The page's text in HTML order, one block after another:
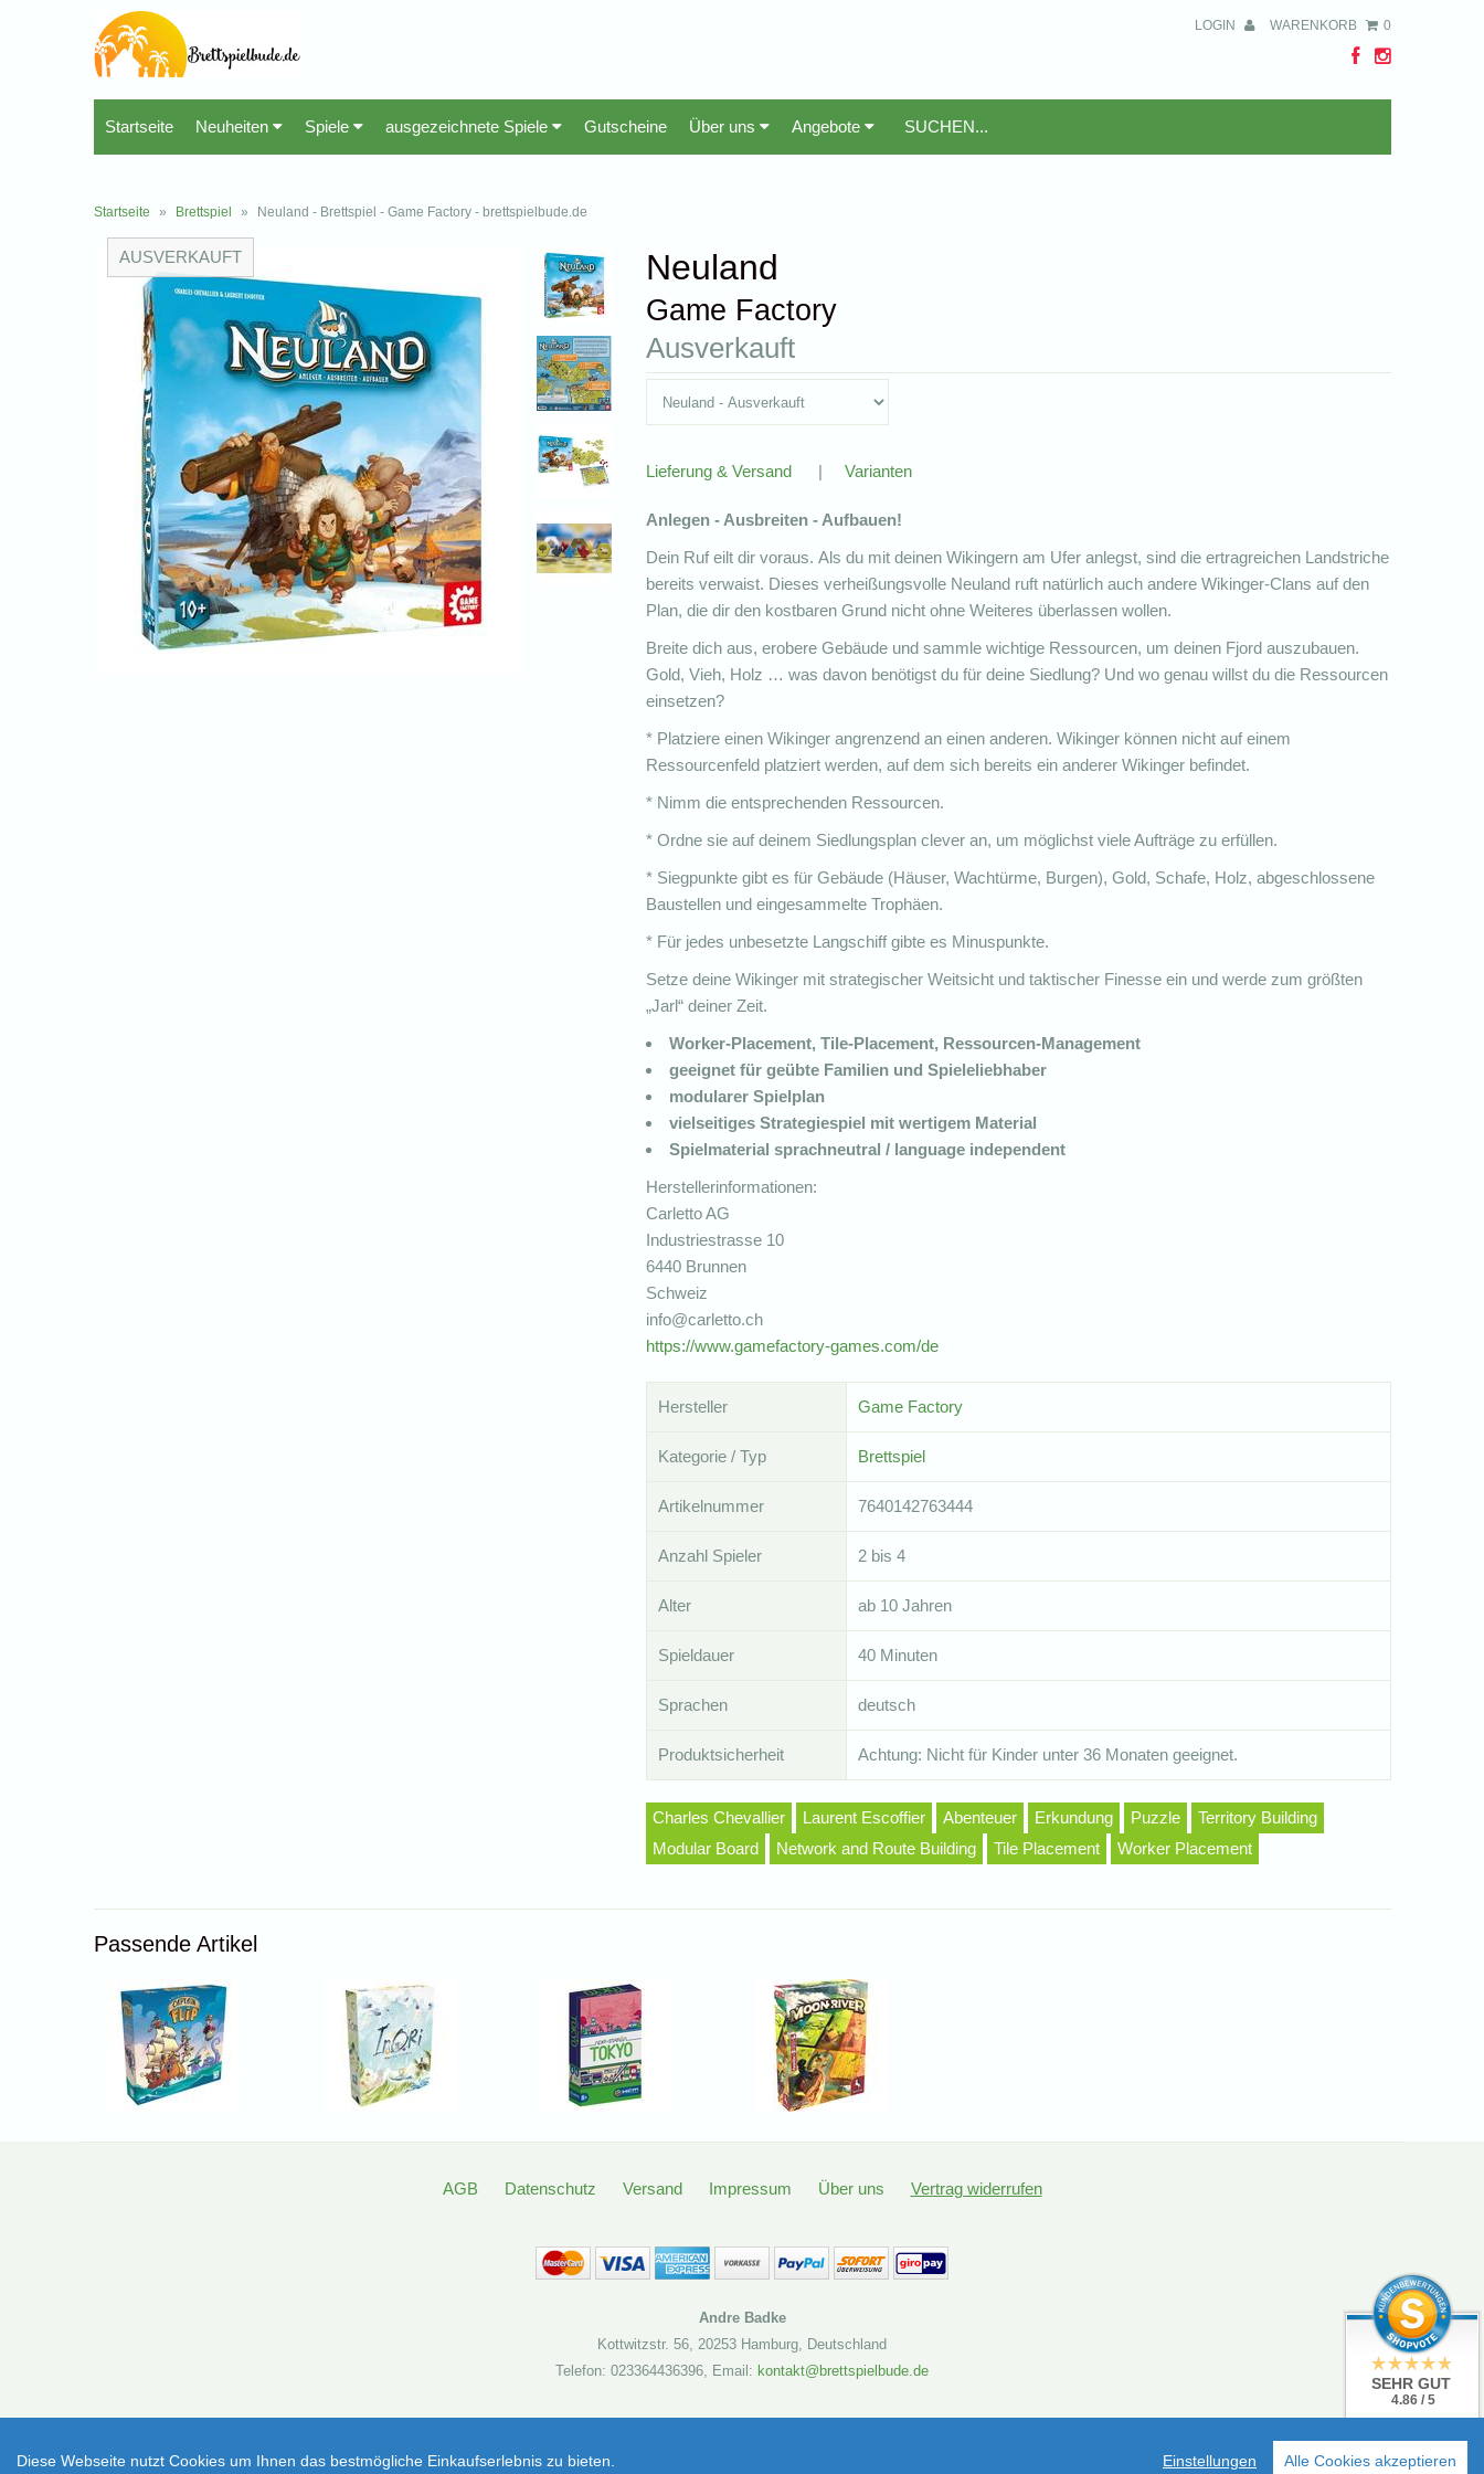
LOGIN WARENKORB 0
Startseite Neuheiten Spiele ausgezeichnete Spiele Gutscheine Über uns Angebote
Startseite » Brettspiel » Neuland - Brettspiel - Game Factory - brettspielbude.de
AUSVERKAUFT Neuland
Game Factory
Ausverkauft
Lieferung & Versand | Varianten
Anlegen - Ausbreiten - Aufbauen!
Dein Ruf eilt dir voraus. Als du mit deinen Wikingern am Ufer anlegst, sind die ertragreichen Landstriche
bereits verwaist. Dieses verheißungsvolle Neuland ruft natürlich auch andere Wikinger-Clans auf den
Plan, die dir den kostbaren Grund nicht ohne Weiteres überlassen wollen.
Breite dich aus, erobere Gebäude und sammle wichtige Ressourcen, um deinen Fjord auszubauen.
Gold, Vieh, Holz … was davon benötigst du für deine Siedlung? Und wo genau willst du die Ressourcen
einsetzen?
* Platziere einen Wikinger angrenzend an einen anderen. Wikinger können nicht auf einem
Ressourcenfeld platziert werden, auf dem sich bereits ein anderer Wikinger befindet.
* Nimm die entsprechenden Ressourcen.
* Ordne sie auf deinem Siedlungsplan clever an, um möglichst viele Aufträge zu erfüllen.
* Siegpunkte gibt es für Gebäude (Häuser, Wachtürme, Burgen), Gold, Schafe, Holz, abgeschlossene
Baustellen und eingesammelte Trophäen.
* Für jedes unbesetzte Langschiff gibte es Minuspunkte.
Setze deine Wikinger mit strategischer Weitsicht und taktischer Finesse ein und werde zum größten
„Jarl“ deiner Zeit.
Worker-Placement, Tile-Placement, Ressourcen-Management
geeignet für geübte Familien und Spieleliebhaber
modularer Spielplan
vielseitiges Strategiespiel mit wertigem Material
Spielmaterial sprachneutral / language independent
Herstellerinformationen:
Carletto AG
Industriestrasse 10
6440 Brunnen
Schweiz
info@carletto.ch
https://www.gamefactory-games.com/de
Hersteller Game Factory
Kategorie / Typ Brettspiel
Artikelnummer 7640142763444
Anzahl Spieler 2 bis 4
Alter ab 10 Jahren
Spieldauer 40 Minuten
Sprachen deutsch
Produktsicherheit Achtung: Nicht für Kinder unter 36 Monaten geeignet.
Charles Chevallier Laurent Escoffier Abenteuer Erkundung Puzzle
Territory Building
Modular Board
Network and Route Building Tile Placement Worker Placement
Passende Artikel
AGB Datenschutz Versand Impressum Über uns Vertrag widerrufen
Andre Badke
Kottwitzstr. 56, 20253 Hamburg, Deutschland
Telefon: 023364436396, Email: kontakt@brettspielbude.de
Neuland Game Factory (Brettspiel) | Artikelnummer: 7640142763444
Diese Webseite nutzt Cookies um Ihnen das bestmögliche Einkaufserlebnis zu bieten. Einstellungen Alle Cookies akzeptieren
SEHR GUT
4.86 / 5
bei: shopvote.de